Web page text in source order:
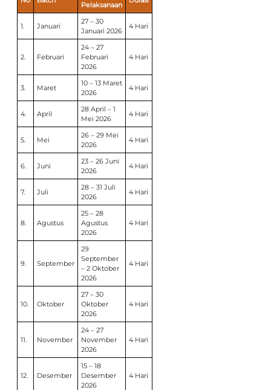
Pelaksanaan
1. Januari
27 – 30
Januari 2026
4 Hari
2. Februari
24 – 27
Februari
2026
4 Hari
3. Maret
10 – 13 Maret
2026
4 Hari
4. April
28 April – 1
Mei 2026
4 Hari
5. Mei
26 – 29 Mei
2026
4 Hari
6. Juni
23 – 26 Juni
2026
4 Hari
7. Juli
28 – 31 Juli
2026
4 Hari
8. Agustus
25 – 28
Agustus
2026
4 Hari
9. September
29
September
– 2 Oktober
2026
4 Hari
10. Oktober
27 – 30
Oktober
2026
4 Hari
11. November
24 – 27
November
2026
4 Hari
12. Desember
15 – 18
Desember
2026
4 Hari